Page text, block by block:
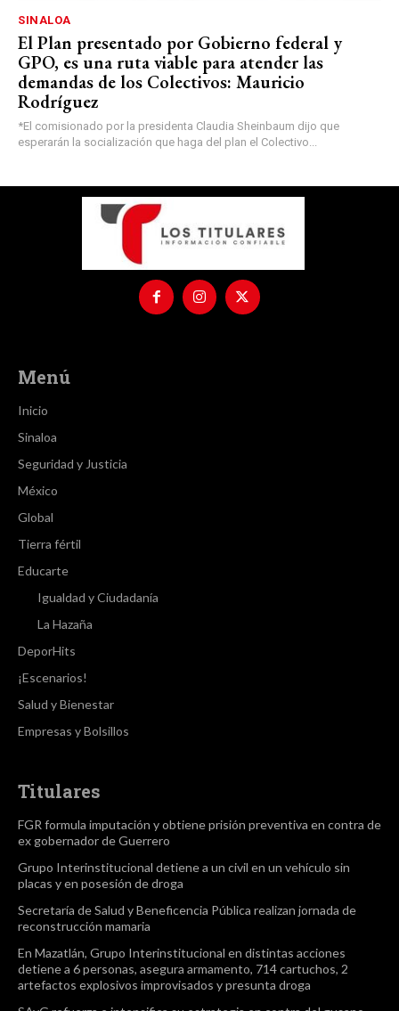
SINALOA
El Plan presentado por Gobierno federal y
GPO, es una ruta viable para atender las
demandas de los Colectivos: Mauricio
Rodríguez
*El comisionado por la presidenta Claudia Sheinbaum dijo que
esperarán la socialización que haga del plan el Colectivo...
Menú
Inicio
Sinaloa
Seguridad y Justicia
México
Global
Tierra fértil
Educarte
Igualdad y Ciudadanía
La Hazaña
DeporHits
¡Escenarios!
Salud y Bienestar
Empresas y Bolsillos
Titulares
FGR formula imputación y obtiene prisión preventiva en contra de
ex gobernador de Guerrero
Grupo Interinstitucional detiene a un civil en un vehículo sin
placas y en posesión de droga
Secretaría de Salud y Beneficencia Pública realizan jornada de
reconstrucción mamaria
En Mazatlán, Grupo Interinstitucional en distintas acciones
detiene a 6 personas, asegura armamento, 714 cartuchos, 2
artefactos explosivos improvisados y presunta droga